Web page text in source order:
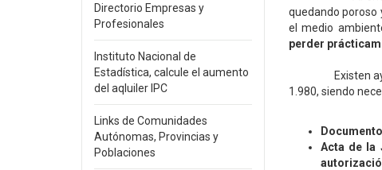
quedando poroso
el medio
perder
Existen ayudas
1.980, siendo
Acta de la
Directorio Empresas y
Profesionales
Instituto Nacional de
Estadística, calcule el aumento
del aqluiler IPC
Links de Comunidades
Autónomas, Provincias y
Poblaciones